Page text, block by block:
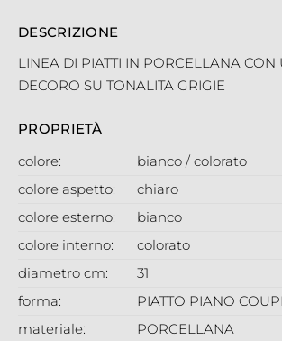
DESCRIZIONE
LINEA DI PIATTI IN PORCELLANA
DECORO SU TONALITA GRIGIE
PROPRIETÀ
colore:
bianco / colorato
colore aspetto:
chiaro
colore esterno:
bianco
colore interno:
colorato
diametro cm:
31
forma:
PIATTO PIANO
materiale:
PORCELLANA